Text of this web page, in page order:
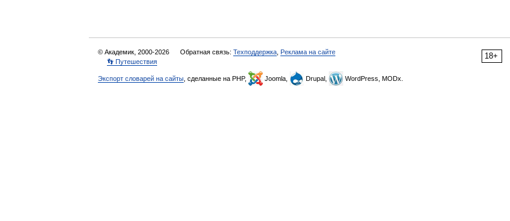
18+
© Академик, 2000-2026 Обратная связь: Техподдержка Реклама на сайте
👣 Путешествия
Экспорт словарей на сайты , сделанные на PHP, Joomla, Drupal, WordPress, MODx.